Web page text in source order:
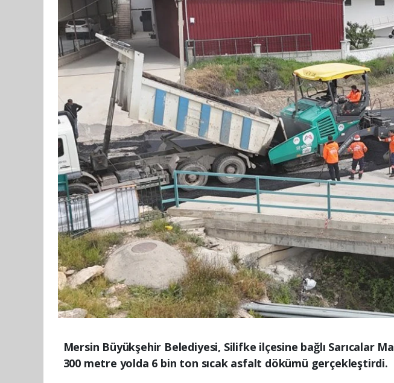
Mersin Büyükşehir Belediyesi, Silifke ilçesine bağlı Sarıcalar
300 metre yolda 6 bin ton sıcak asfalt dökümü gerçekleştirdi.